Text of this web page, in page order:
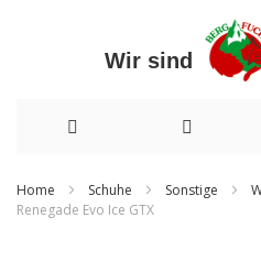
Wir sind
zum
Home Schuhe Sonstige
Renegade Evo Ice GTX